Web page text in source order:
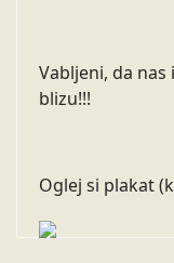
Vabljeni, da
blizu!!!
Oglej si plakat